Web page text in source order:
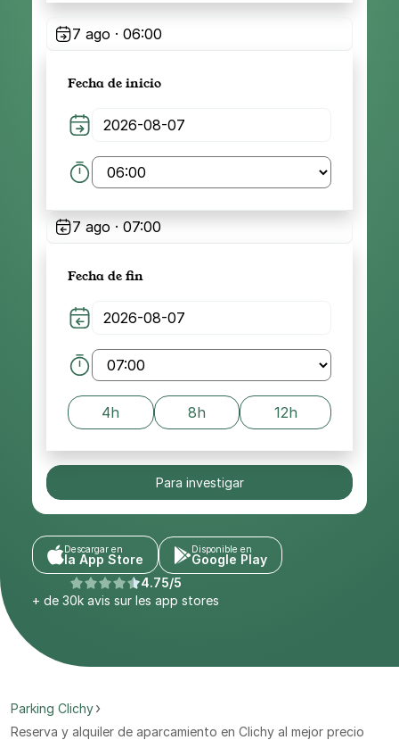
7 ago · 06:00
Fecha de inicio
7 ago · 07:00
Fecha de fin
4h 8h 12h
Para investigar
Descargar en
la App Store
Disponible en
Google Play
4.75/5
+ de 30k avis sur les app stores
Parking Clichy
Reserva y alquiler de aparcamiento en Clichy al mejor precio